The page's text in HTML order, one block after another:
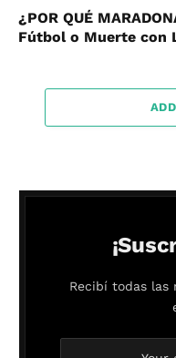
¿POR QUÉ
Fútbol o Muerte con
Recibí todas las